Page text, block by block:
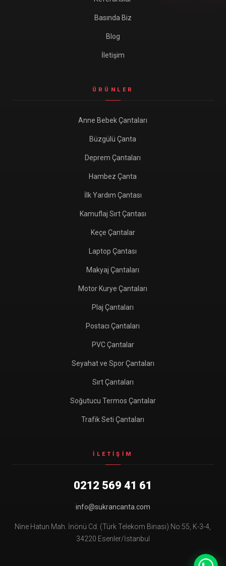
Basında Biz
Blog
İletişim
ÜRÜNLER
Anne Bebek Çantaları
Büzgülü Çanta
Deprem Çantaları
Hambez Çanta
İlk Yardım Çantası
Kamuflaj Sırt Çantası
Keçe Çantalar
Laptop Çantası
Makyaj Çantaları
Motor Kurye Çantaları
Plaj Çantaları
Postacı Çantaları
PVC Çantalar
Seyahat ve Spor Çantaları
Sırt Çantaları
Soğutucu Termos Çantalar
Trafik Seti Çantaları
İLETIŞIM
0212 569 41 61
info@sukrancanta.com
Nine Hatun Mah. İnönü Cd. (Türk Telekom Binası) No:55, K-3-4,
34220 Esenler/İstanbul